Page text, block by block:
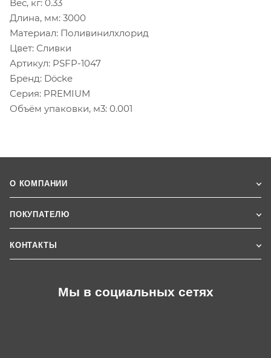
Вес, кг: 0.33
Длина, мм: 3000
Материал: Поливинилхлорид
Цвет: Сливки
Артикул: PSFP-1047
Бренд: Döcke
Серия: PREMIUM
Объём упаковки, м3: 0.001
О КОМПАНИИ
ПОКУПАТЕЛЮ
КОНТАКТЫ
Мы в социальных сетях